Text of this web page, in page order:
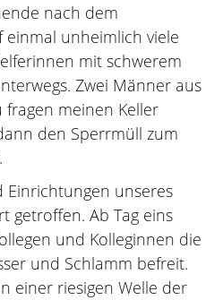
nach dem
einmal unheimlich viele
mit schwerem
Zwei Männer aus
meinen Keller
den Sperrmüll zum
Einrichtungen unseres
getroffen. Ab Tag eins
und Kolleginnen die
und Schlamm befreit.
einer riesigen Welle der